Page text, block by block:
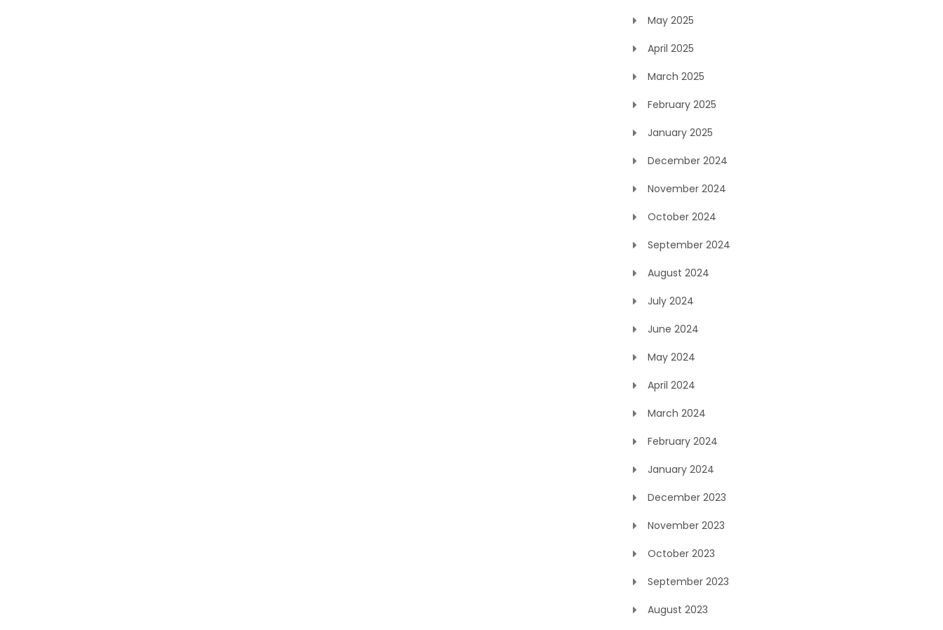
May 2025
April 2025
March 2025
February 2025
January 2025
December 2024
November 2024
October 2024
September 2024
August 2024
July 2024
June 2024
May 2024
April 2024
March 2024
February 2024
January 2024
December 2023
November 2023
October 2023
September 2023
August 2023